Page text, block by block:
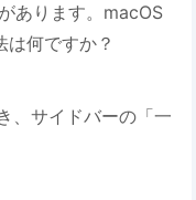
あります。macOS
何ですか？
、サイドバーの「一